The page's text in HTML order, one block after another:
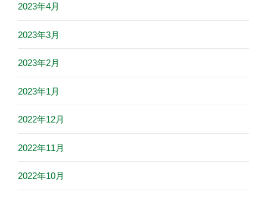
2023年4月
2023年3月
2023年2月
2023年1月
2022年12月
2022年11月
2022年10月